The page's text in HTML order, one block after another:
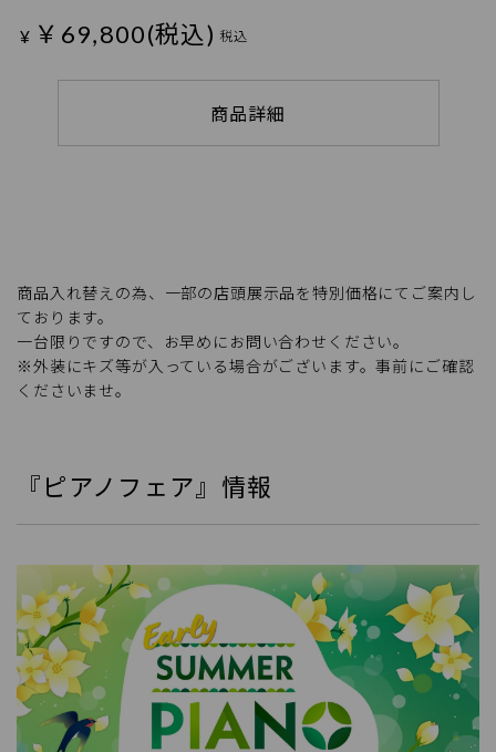
¥ ￥69,800(税込) 税込
商品詳細
商品入れ替えの為、一部の店頭展示品を特別価格にてご案内し
ております。
一台限りですので、お早めにお問い合わせください。
※外装にキズ等が入っている場合がございます。事前にご確認
くださいませ。
『ピアノフェア』情報